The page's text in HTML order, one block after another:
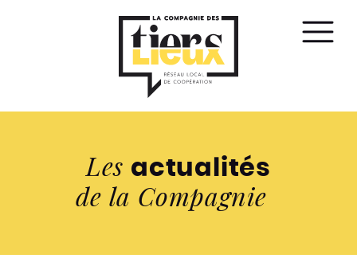
le
Les actualités
de la Compagnie